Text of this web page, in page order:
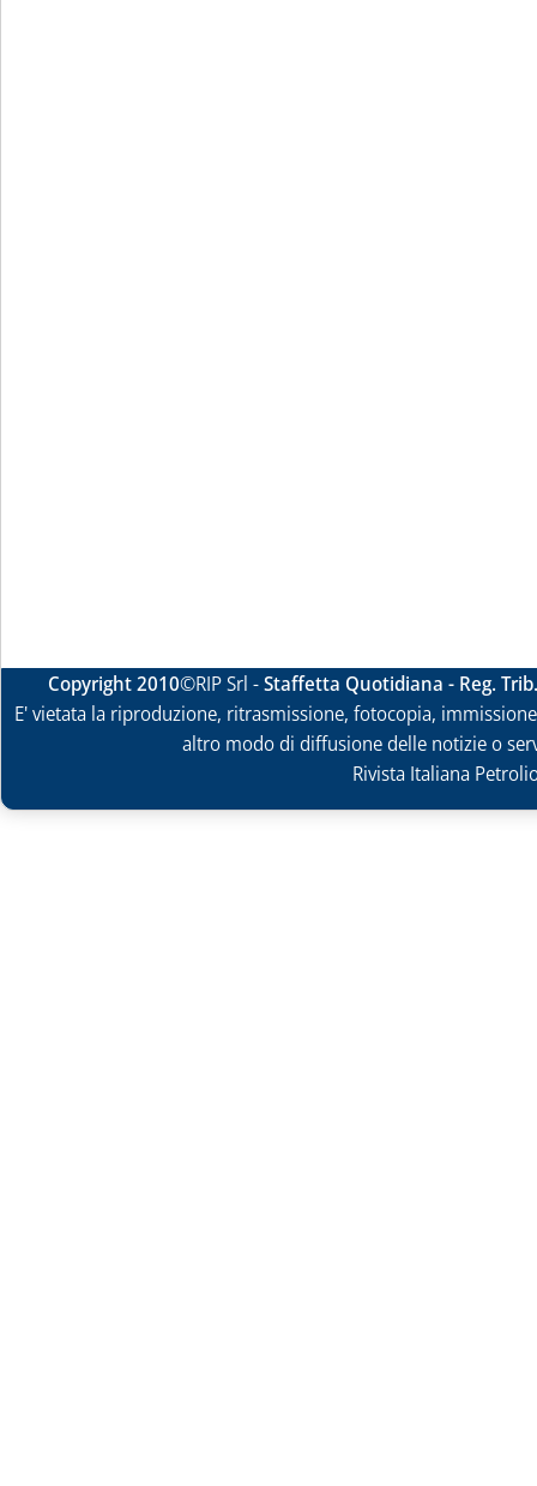
Copyright 2010©RIP Srl -Staffetta Quotidiana - Reg.
E' vietata la riproduzione, ritrasmissione, fotocopia,
altro modo di diffusione delle notizie o
Rivista Italiana